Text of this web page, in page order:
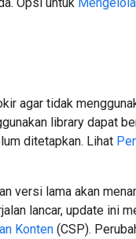
agar tidak
library dapat
ditetapkan. Lihat
versi lama akan
lancar, update ini
Konten (CSP).